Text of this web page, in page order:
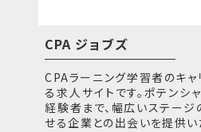
CPA ジョブズ
CPAラーニング学習者のキャ
る求人サイトです。ポテンシ
経験者まで、幅広いステージ
せる企業との出会いを提供い